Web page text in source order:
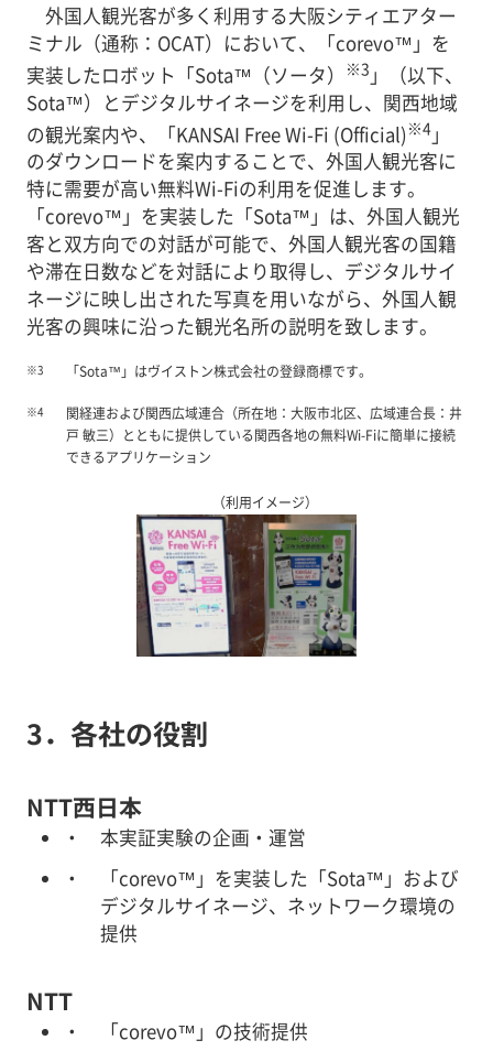
外国人観光客が多く利用する大阪シティエアター
ミナル（通称：OCAT）において、「corevo™」を
実装したロボット「Sota™（ソータ）
※3 」（以下、
Sota™）とデジタルサイネージを利用し、関西地域
の観光案内や、「KANSAI Free Wi-Fi (Official) ※4」
のダウンロードを案内することで、外国人観光客に
特に需要が高い無料Wi-Fiの利用を促進します。
「corevo™」を実装した「Sota™」は、外国人観光
客と双方向での対話が可能で、外国人観光客の国籍
や滞在日数などを対話により取得し、デジタルサイ
ネージに映し出された写真を用いながら、外国人観
光客の興味に沿った観光名所の説明を致します。
※3 「Sota™」はヴイストン株式会社の登録商標です。
※4
関経連および関西広域連合（所在地：大阪市北区、広域連合長：井
戸 敏三）とともに提供している関西各地の無料Wi-Fiに簡単に接続
できるアプリケーション
（利用イメージ）
3．各社の役割
NTT西日本
本実証実験の企画・運営
「corevo™」を実装した「Sota™」および
デジタルサイネージ、ネットワーク環境の
提供
NTT
「corevo™」の技術提供